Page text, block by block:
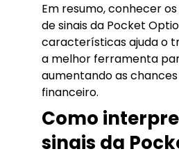
Em resumo, conhecer
de sinais da Pocket
características ajuda o
a melhor ferramenta
aumentando as
financeiro.
Como
sinais da